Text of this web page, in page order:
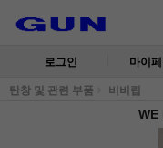
로그인 마이
탄창 및 관련 부품 비비립
WE